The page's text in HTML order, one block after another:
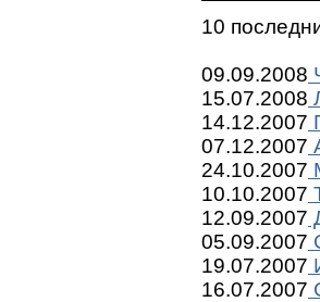
10
09.09.2008
15.07.2008
14.12.2007
07.12.2007
24.10.2007
10.10.2007
12.09.2007
05.09.2007
19.07.2007
16.07.2007